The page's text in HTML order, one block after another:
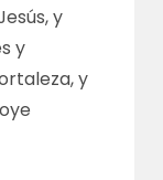
y
y
y